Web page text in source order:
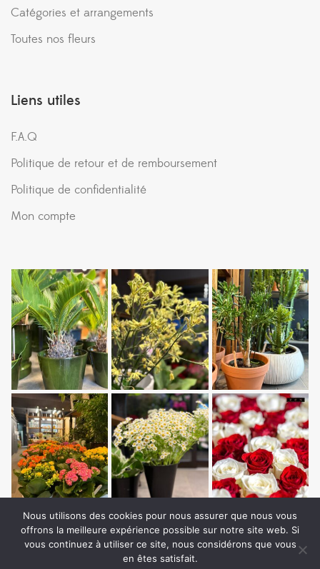
Catégories et arrangements
Toutes nos fleurs
Liens utiles
F.A.Q
Politique de retour et de remboursement
Politique de confidentialité
Mon compte
Nous utilisons des cookies pour nous assurer que nous vous
offrons la meilleure expérience possible sur notre site web. Si
vous continuez à utiliser ce site, nous considérons que vous
en êtes satisfait.